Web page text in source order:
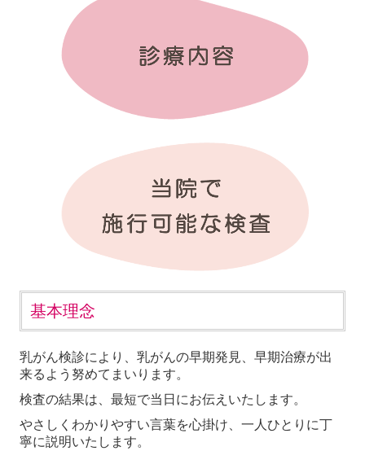
基本理念
乳がん検診により、乳がんの早期発見、早期治療が出
来るよう努めてまいります。
検査の結果は、最短で当日にお伝えいたします。
やさしくわかりやすい言葉を心掛け、一人ひとりに丁
寧に説明いたします。